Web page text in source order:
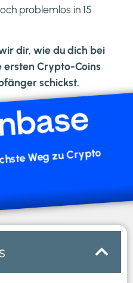
problemlos in 15
dir, wie du dich bei
ersten Crypto-Coins
schickst.
Weg zu Crypto